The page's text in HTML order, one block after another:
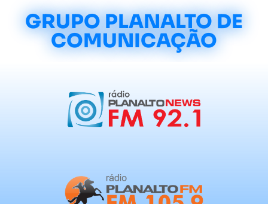
GRUPO PLANALTO DE
COMUNICAÇÃO